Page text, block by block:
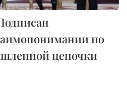
по
цепочки